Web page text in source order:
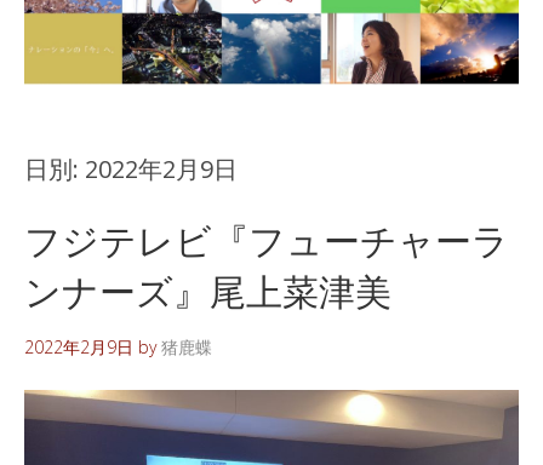
日別: 2022年2月9日
フジテレビ『フューチャーラ
ンナーズ』尾上菜津美
2022年2月9日 by猪鹿蝶